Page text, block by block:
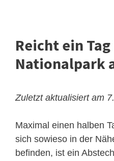
Reicht ein
Nationalpark
Zuletzt aktualisiert am
Maximal einen halben
sich sowieso in der
befinden, ist ein